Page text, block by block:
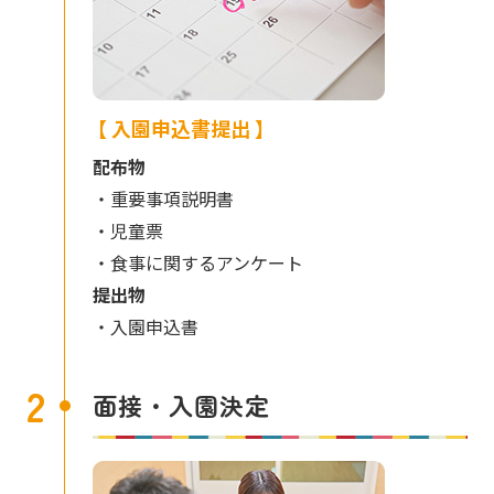
【 入園申込書提出 】
配布物
・重要事項説明書
・児童票
・食事に関するアンケート
提出物
・入園申込書
2 面接・入園決定